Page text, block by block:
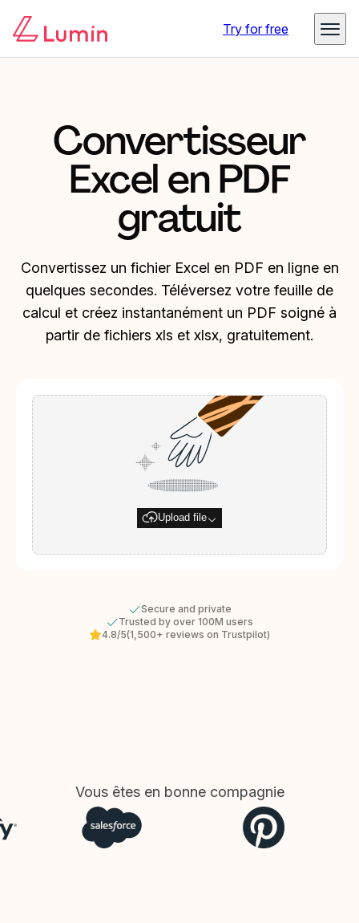
Try for free
Convertisseur
Excel en PDF
gratuit
Convertissez un fichier Excel en PDF en ligne en
quelques secondes. Téléversez votre feuille de
calcul et créez instantanément un PDF soigné à
partir de fichiers xls et xlsx, gratuitement.
Upload file
Secure and private
Trusted by over 100M users
4.8/5(1,500+ reviews on Trustpilot)
Vous êtes en bonne compagnie